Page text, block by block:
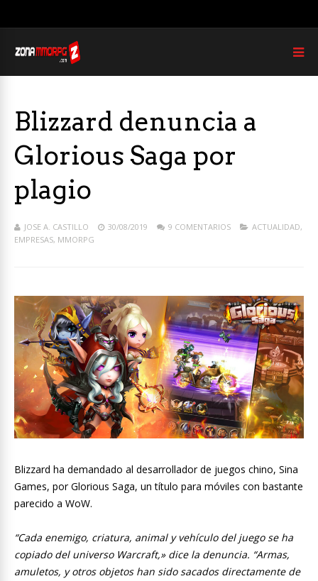
Blizzard denuncia a
Glorious Saga por
plagio
JOSE A. CASTILLO 30/08/2019 9 COMENTARIOS ACTUALIDAD,
EMPRESAS, MMORPG
Blizzard ha demandado al desarrollador de juegos chino, Sina
Games, por Glorious Saga, un título para móviles con bastante
parecido a WoW.
“Cada enemigo, criatura, animal y vehículo del juego se ha
copiado del universo Warcraft,» dice la denuncia. “Armas,
amuletos, y otros objetos han sido sacados directamente de